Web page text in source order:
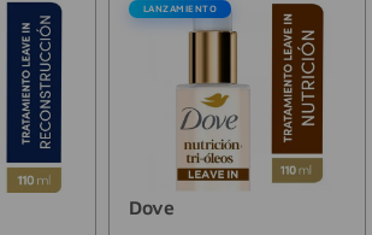
LANZAMIENTO
Dove